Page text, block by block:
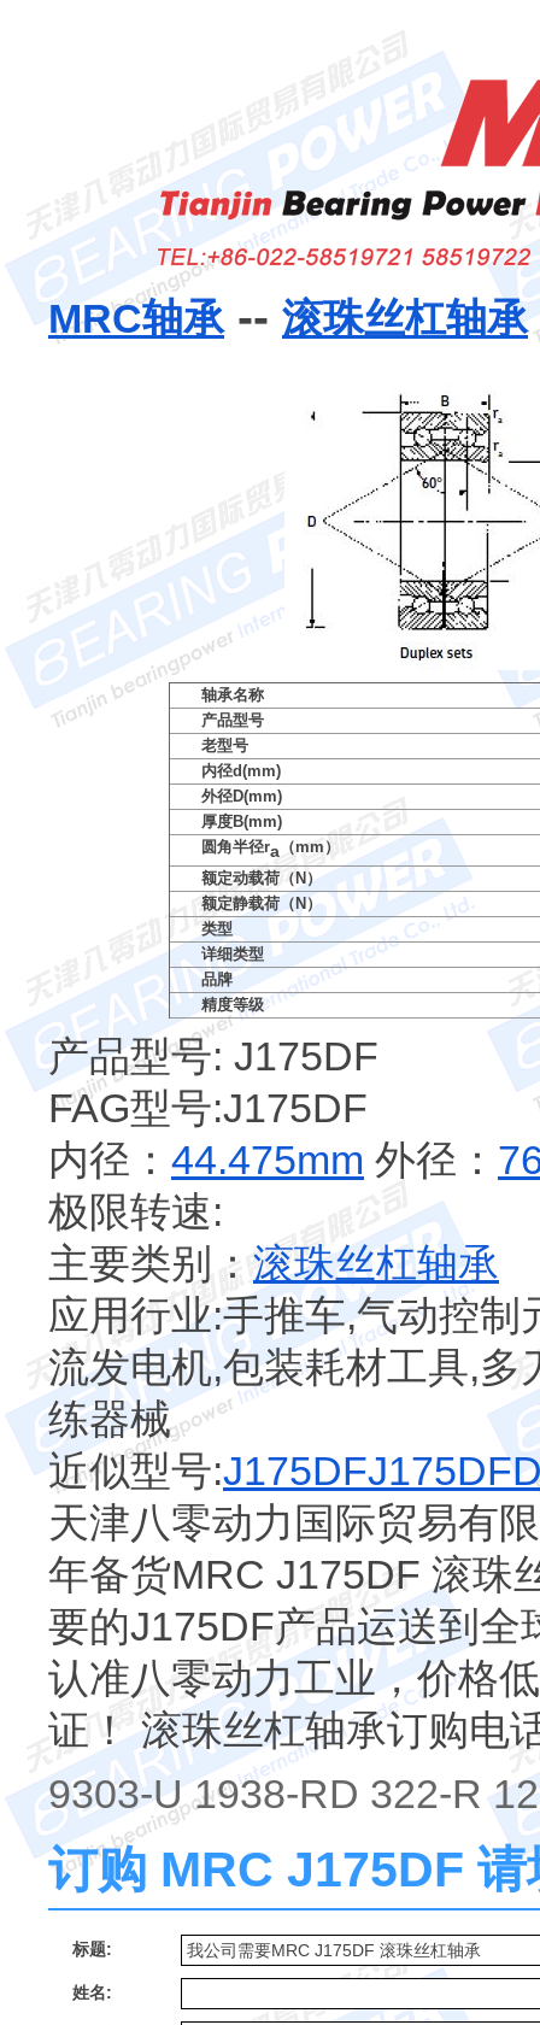
MRC轴承-- 滚珠丝杠轴承
轴承名称
产品型号
老型号
内径d(mm)
外径D(mm)
厚度B(mm)
圆角半径ra （mm）
额定动载荷（N）
额定静载荷（N）
类型
详细类型
品牌
精度等级
产品型号: J175DF
FAG型号:J175DF
内径： 44.475mm 外径：
极限转速:
主要类别： 滚珠丝杠轴承
应用行业:手推车,气动控
流发电机,包装耗材工具,
练器械
近似型号:J175DF
天津八零动力国际贸易有
年备货MRC J175DF 滚珠
要的J175DF产品运送到全
认准八零动力工业，价格
证！ 滚珠丝杠轴承订购电
9303-U 1938-RD 322-R
订购 MRC J175DF
标题:
姓名: